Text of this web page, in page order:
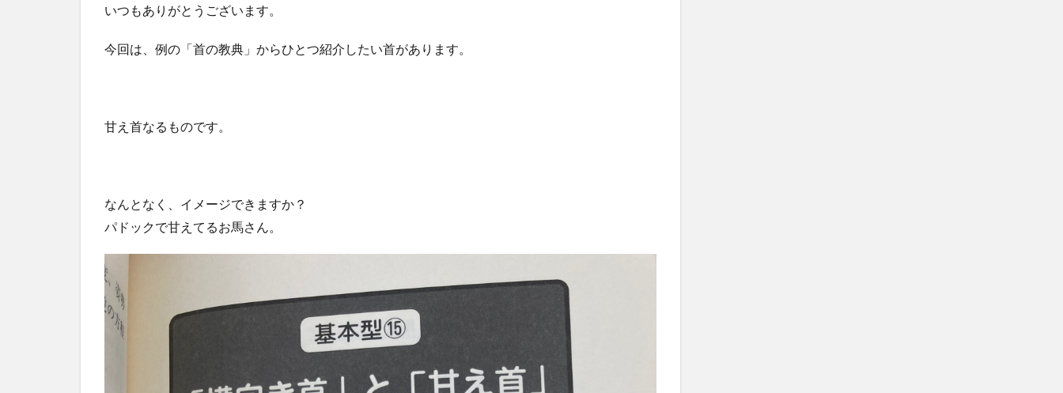
いつもありがとうございます。
今回は、例の「首の教典」からひとつ紹介したい首があります。
甘え首なるものです。
なんとなく、イメージできますか？
パドックで甘えてるお馬さん。